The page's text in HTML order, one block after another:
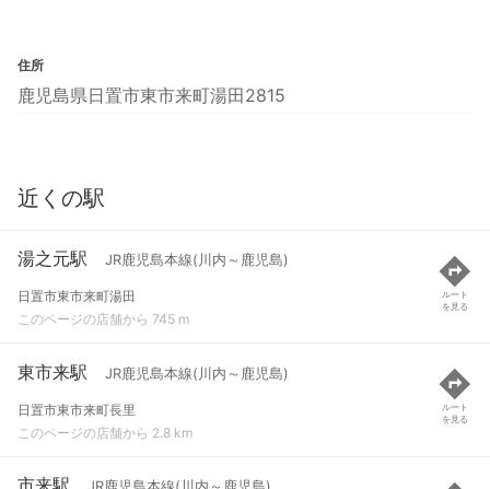
住所
鹿児島県日置市東市来町湯田2815
近くの駅
湯之元駅 JR鹿児島本線(川内～鹿児島)
日置市東市来町湯田
このページの店舗から 745 m
ルート
を見る
東市来駅 JR鹿児島本線(川内～鹿児島)
日置市東市来町長里
このページの店舗から 2.8 km
ルート
を見る
市来駅